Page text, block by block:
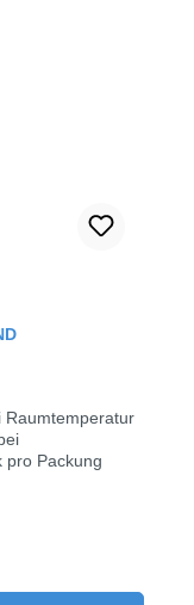
5 Sternen
Raumtemperatur
pro Packung